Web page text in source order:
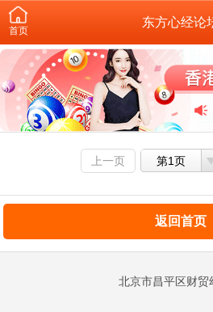
首页
东方心经论
上一页 第1页
返回首页
北京市昌平区财贸